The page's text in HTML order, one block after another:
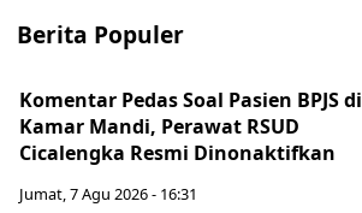
Berita Populer
Komentar Pedas Soal Pasien BPJS di
Kamar Mandi, Perawat RSUD
Cicalengka Resmi Dinonaktifkan
Jumat, 7 Agu 2026 - 16:31